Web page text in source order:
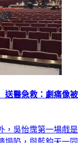
送醫急救：劇痛像被
，吳怡霈第一場戲是